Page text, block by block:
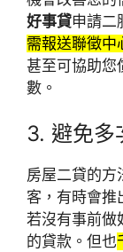
好事貸申請二
需報送聯徵中
甚至可協助您
數。
3. 避免多
房屋二貸的方
客，有時會推
若沒有事前做
的貸款。但也